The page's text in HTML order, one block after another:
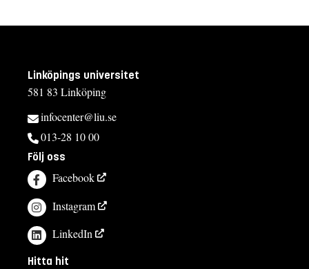
Linköpings universitet
581 83 Linköping
infocenter@liu.se
013-28 10 00
Följ oss
Facebook
Instagram
LinkedIn
Hitta hit